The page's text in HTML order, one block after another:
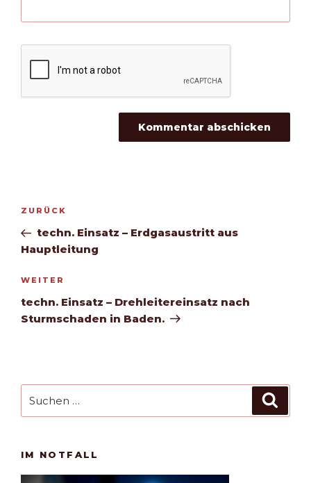
Beitragsnavigation
Vorheriger
Beitrag
ZURÜCK
techn. Einsatz – Erdgasaustritt aus
Hauptleitung
Nächster
Beitrag
WEITER
techn. Einsatz – Drehleitereinsatz nach
Sturmschaden in Baden.
nach:
IM NOTFALL